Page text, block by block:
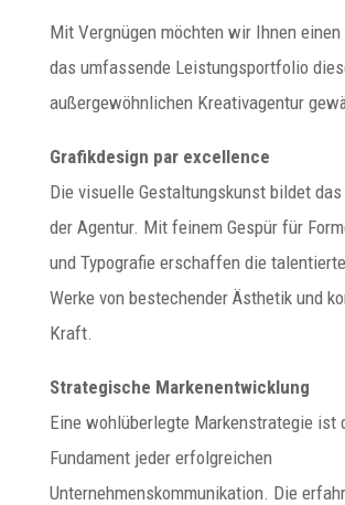
Mit Vergnügen möchten wir Ihnen
das umfassende Leistungsportfolio
außergewöhnlichen Kreativagentur
Grafikdesign par excellence
Die visuelle Gestaltungskunst bildet
der Agentur. Mit feinem Gespür für
und Typografie erschaffen die
Werke von bestechender Ästhetik und
Kraft.
Strategische Markenentwicklung
Eine wohlüberlegte Markenstrategie ist
Fundament jeder erfolgreichen
Unternehmenskommunikation. Die